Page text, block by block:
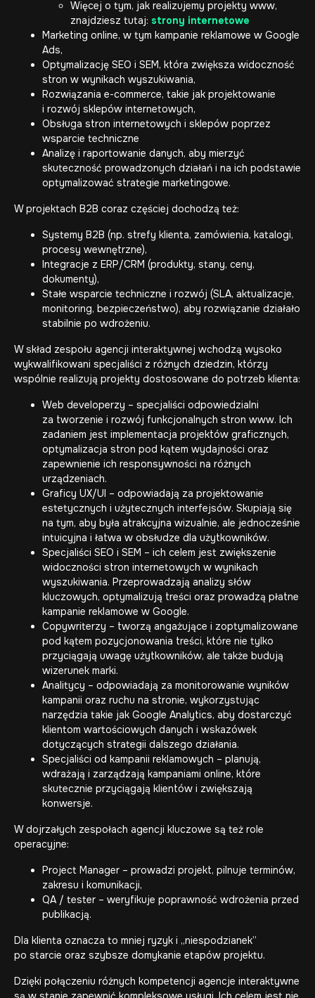
Więcej o tym, jak realizujemy projekty www,
znajdziesz tutaj: strony internetowe
Marketing online, w tym kampanie reklamowe w Google
Ads,
Optymalizację SEO i SEM, która zwiększa widoczność
stron w wynikach wyszukiwania,
Rozwiązania e-commerce, takie jak projektowanie
i rozwój sklepów internetowych,
Obsługa stron internetowych i sklepów poprzez
wsparcie techniczne
Analizę i raportowanie danych, aby mierzyć
skuteczność prowadzonych działań i na ich podstawie
optymalizować strategie marketingowe.
W projektach B2B coraz częściej dochodzą też:
Systemy B2B (np. strefy klienta, zamówienia, katalogi,
procesy wewnętrzne),
Integracje z ERP/CRM (produkty, stany, ceny,
dokumenty),
Stałe wsparcie techniczne i rozwój (SLA, aktualizacje,
monitoring, bezpieczeństwo), aby rozwiązanie działało
stabilnie po wdrożeniu.
W skład zespołu agencji interaktywnej wchodzą wysoko
wykwalifikowani specjaliści z różnych dziedzin, którzy
wspólnie realizują projekty dostosowane do potrzeb klienta:
Web developerzy – specjaliści odpowiedzialni
za tworzenie i rozwój funkcjonalnych stron www. Ich
zadaniem jest implementacja projektów graficznych,
optymalizacja stron pod kątem wydajności oraz
zapewnienie ich responsywności na różnych
urządzeniach.
Graficy UX/UI – odpowiadają za projektowanie
estetycznych i użytecznych interfejsów. Skupiają się
na tym, aby była atrakcyjna wizualnie, ale jednocześnie
intuicyjna i łatwa w obsłudze dla użytkowników.
Specjaliści SEO i SEM – ich celem jest zwiększenie
widoczności stron internetowych w wynikach
wyszukiwania. Przeprowadzają analizy słów
kluczowych, optymalizują treści oraz prowadzą płatne
kampanie reklamowe w Google.
Copywriterzy – tworzą angażujące i zoptymalizowane
pod kątem pozycjonowania treści, które nie tylko
przyciągają uwagę użytkowników, ale także budują
wizerunek marki.
Analitycy – odpowiadają za monitorowanie wyników
kampanii oraz ruchu na stronie, wykorzystując
narzędzia takie jak Google Analytics, aby dostarczyć
klientom wartościowych danych i wskazówek
dotyczących strategii dalszego działania.
Specjaliści od kampanii reklamowych – planują,
wdrażają i zarządzają kampaniami online, które
skutecznie przyciągają klientów i zwiększają
konwersje.
W dojrzałych zespołach agencji kluczowe są też role
operacyjne:
Project Manager – prowadzi projekt, pilnuje terminów,
zakresu i komunikacji,
QA / tester – weryfikuje poprawność wdrożenia przed
publikacją.
Dla klienta oznacza to mniej ryzyk i „niespodzianek”
po starcie oraz szybsze domykanie etapów projektu.
Dzięki połączeniu różnych kompetencji agencje interaktywne